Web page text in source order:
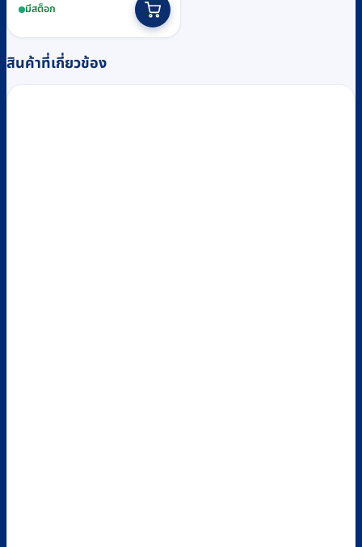
was:
฿4,240.
is:
฿4,000.
มีสต็อก
สินค้าที่เกี่ยวข้อง